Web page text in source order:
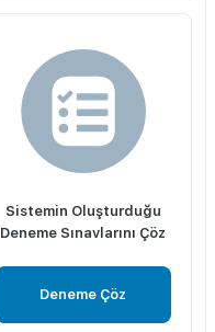
Sistemin Oluşturduğu
Deneme Sınavlarını Çöz
Deneme Çöz